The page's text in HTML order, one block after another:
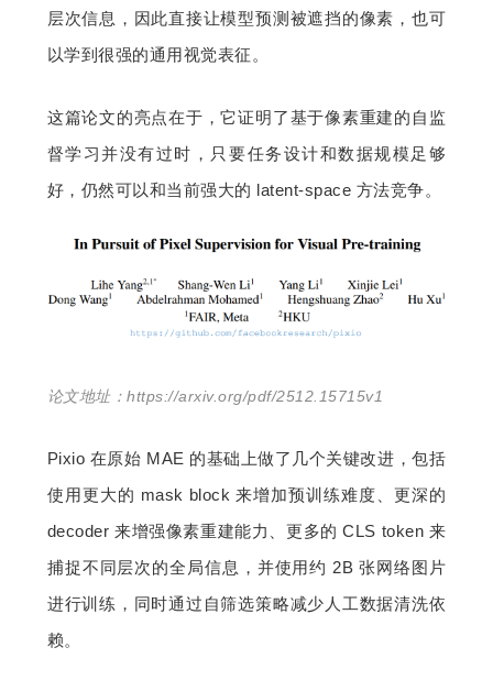
层次信息，因此直接让模型预测被遮挡的像素，也可
以学到很强的通用视觉表征。
这篇论文的亮点在于，它证明了基于像素重建的自监
督学习并没有过时，只要任务设计和数据规模足够
好，仍然可以和当前强大的 latent-space 方法竞争。
论文地址：https://arxiv.org/pdf/2512.15715v1
Pixio 在原始 MAE 的基础上做了几个关键改进，包括
使用更大的 mask block 来增加预训练难度、更深的
decoder 来增强像素重建能力、更多的 CLS token 来
捕捉不同层次的全局信息，并使用约 2B 张网络图片
进行训练，同时通过自筛选策略减少人工数据清洗依
赖。